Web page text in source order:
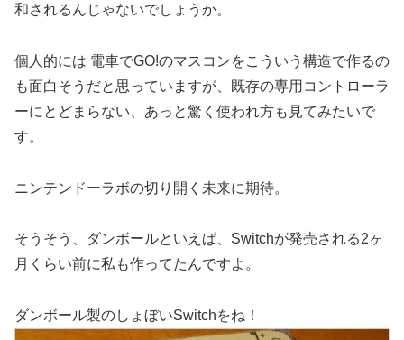
和されるんじゃないでしょうか。
個人的には 電車でGO!のマスコンをこういう構造で作るの
も面白そうだと思っていますが、既存の専用コントローラ
ーにとどまらない、あっと驚く使われ方も見てみたいで
す。
ニンテンドーラボの切り開く未来に期待。
そうそう、ダンボールといえば、Switchが発売される2ヶ
月くらい前に私も作ってたんですよ。
ダンボール製のしょぼいSwitchをね！